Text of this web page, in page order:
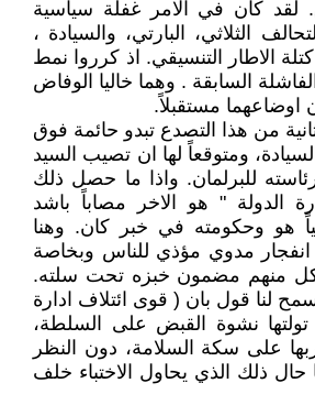
لقد كان في الامر غفلة سياسية
الثلاثي، البارتي، والسيادة ،
الاطار التنسيقي. اذ كرروا نمط
الفاشلة السابقة . وهما خاليا الوفاض
مستقبلاً.
من هذا التصدع تبدو حائمة فوق
ومتوقعاً لها ان تصيب السيد
للبرلمان. واذا ما حصل ذلك
الدولة " هو الاخر مصاباً باشد
هو وحكومته في خبر كان. وهنا
مدوي مؤذي للناس وبخاصة
كل منهم مضمون خبزه تحت سلته.
لنا قول بان ( قوى ائتلاف ادارة
تولتها نشوة القبض على السلطة،
على سكة السلامة، دون النظر
حال ذلك الذي يحاول الاختباء خلف